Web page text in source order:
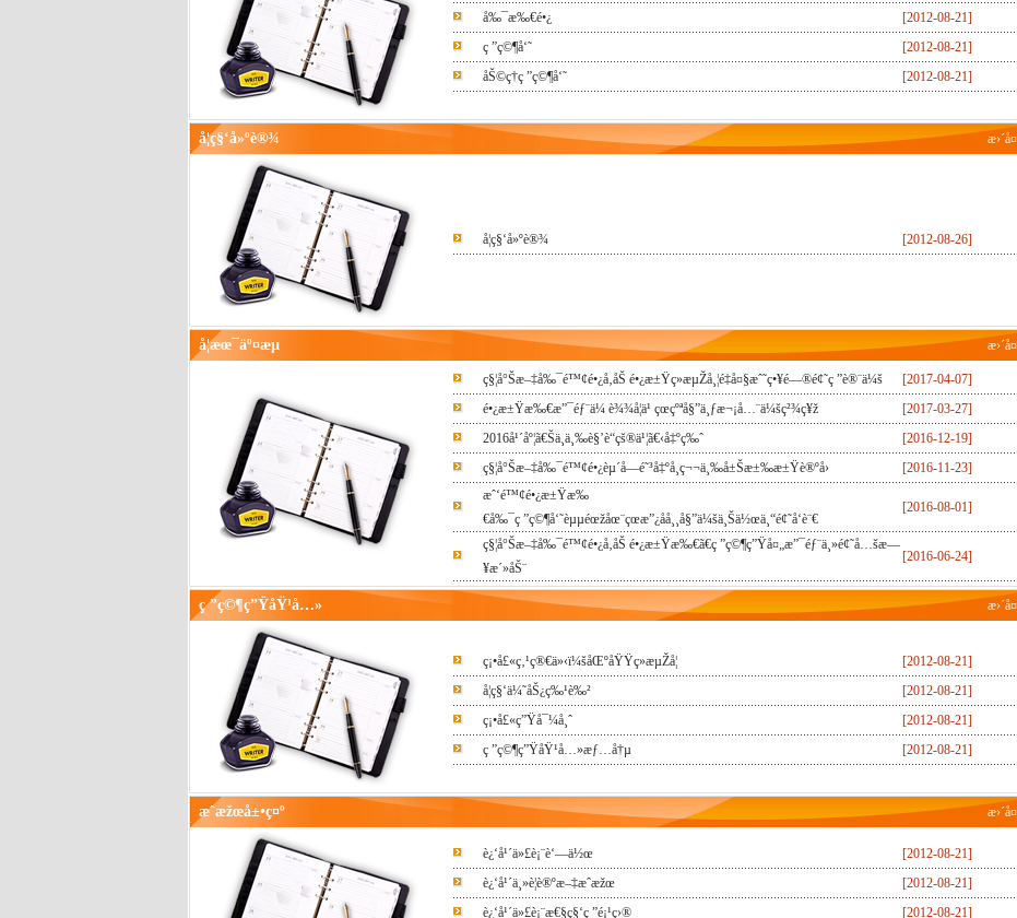
å‰¯æ‰€é•¿
[2012-08-21]
ç ”ç©¶å‘˜
[2012-08-21]
åŠ©ç†ç ”ç©¶å‘˜
[2012-08-21]
å­¦ç§‘å»ºè®¾
å­¦ç§‘å»ºè®¾ [2012-08-26]
å­¦æœ¯äº¤æµ
ç§¦å°Šæ–‡å‰¯é™¢é•¿å‚åŠ é•¿æ±Ÿç»æµŽå¸¦é‡å¤§æˆ˜ç•¥é—®é¢˜ç ”è®¨ä¼š
[2017-04-07]
é•¿æ±Ÿæ‰€æ”¯éƒ¨ä¼ è¾¾å­¦ä¹ çœçºªå§”ä¸ƒæ¬¡å…¨ä¼šç²¾ç¥ž
[2017-03-27]
2016å¹´åº¦ã€Šä¸­ä¸‰è§’è“çš®ä¹¦ã€‹å‡ºç‰ˆ
[2016-12-19]
ç§¦å°Šæ–‡å‰¯é™¢é•¿èµ´å—é˜³å‡ºå¸­ç¬¬ä¸‰å±Šæ±‰æ±Ÿè®ºå›
[2016-11-23]
æˆ‘é™¢é•¿æ±Ÿæ‰
€å‰¯ç ”ç©¶å‘˜èµµéœžåœ¨çœæ”¿åå¸¸å§”ä¼šä¸Šä½œä¸“é¢˜å‘è¨€
[2016-08-01]
ç§¦å°Šæ–‡å‰¯é™¢é•¿å‚åŠ é•¿æ±Ÿæ‰€ã€ç ”ç©¶ç”Ÿå¤„æ”¯éƒ¨ä¸»é¢˜å…šæ—
¥æ´»åŠ¨
[2016-06-24]
ç ”ç©¶ç”ŸåŸ¹å…»
ç¡•å£«ç‚¹ç®€ä»‹ï¼šåŒºåŸŸç»æµŽå­¦
[2012-08-21]
å­¦ç§‘ä¼˜åŠ¿ç‰¹è‰²
[2012-08-21]
ç¡•å£«ç”Ÿå¯¼å¸ˆ
[2012-08-21]
ç ”ç©¶ç”ŸåŸ¹å…»æƒ…å†µ
[2012-08-21]
æˆæžœå±•ç¤º
è¿‘å¹´ä»£è¡¨è‘—ä½œ
[2012-08-21]
è¿‘å¹´ä¸»è¦è®ºæ–‡æˆæžœ
[2012-08-21]
è¿‘å¹´ä»£è¡¨æ€§ç§‘ç ”é¡¹ç›®
[2012-08-21]